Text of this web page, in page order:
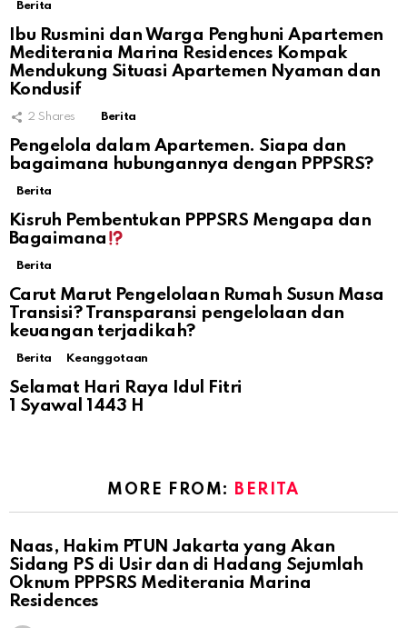
Berita
Ibu Rusmini dan Warga Penghuni Apartemen
Mediterania Marina Residences Kompak
Mendukung Situasi Apartemen Nyaman dan
Kondusif
2 Shares Berita
Pengelola dalam Apartemen. Siapa dan
bagaimana hubungannya dengan PPPSRS?
Berita
Kisruh Pembentukan PPPSRS Mengapa dan
Bagaimana
Berita
Carut Marut Pengelolaan Rumah Susun Masa
Transisi? Transparansi pengelolaan dan
keuangan terjadikah?
Berita Keanggotaan
Selamat Hari Raya Idul Fitri
1 Syawal 1443 H
MORE FROM: BERITA
Naas, Hakim PTUN Jakarta yang Akan
Sidang PS di Usir dan di Hadang Sejumlah
Oknum PPPSRS Mediterania Marina
Residences